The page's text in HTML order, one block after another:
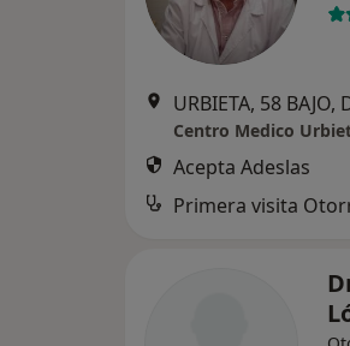
Centro Medico
Acepta Adeslas
Primera visita